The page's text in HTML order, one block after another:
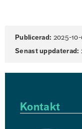
Sidinformation
Publicerad: 2025-10-
Senast uppdaterad:
Kontakt